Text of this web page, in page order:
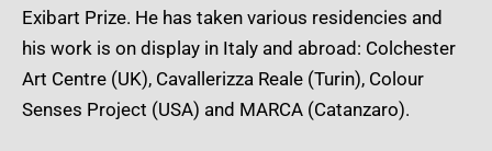
Exibart Prize. He has taken various residencies and
his work is on display in Italy and abroad: Colchester
Art Centre (UK), Cavallerizza Reale (Turin), Colour
Senses Project (USA) and MARCA (Catanzaro).